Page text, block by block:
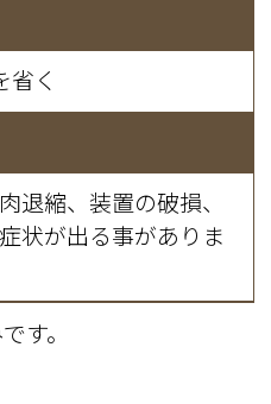
く
退縮、装置の破損、
状が出る事がありま
す。